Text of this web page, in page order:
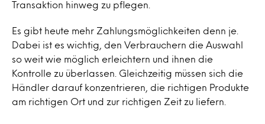
Transaktion hinweg zu pflegen.
Es gibt heute mehr Zahlungsmöglichkeiten denn je.
Dabei ist es wichtig, den Verbrauchern die Auswahl
so weit wie möglich erleichtern und ihnen die
Kontrolle zu überlassen. Gleichzeitig müssen sich die
Händler darauf konzentrieren, die richtigen Produkte
am richtigen Ort und zur richtigen Zeit zu liefern.